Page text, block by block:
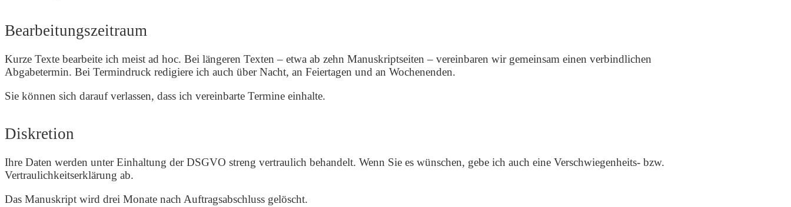
Bearbeitungszeitraum
Kurze Texte bearbeite ich meist ad hoc. Bei längeren Texten – etwa ab zehn Manuskriptseiten – vereinbaren wir gemeinsam einen verbindlichen
Abgabetermin. Bei Termindruck redigiere ich auch über Nacht, an Feiertagen und an Wochenenden.
Sie können sich darauf verlassen, dass ich vereinbarte Termine einhalte.
Diskretion
Ihre Daten werden unter Einhaltung der DSGVO streng vertraulich behandelt. Wenn Sie es wünschen, gebe ich auch eine Verschwiegenheits- bzw.
Vertraulichkeitserklärung ab.
Das Manuskript wird drei Monate nach Auftragsabschluss gelöscht.